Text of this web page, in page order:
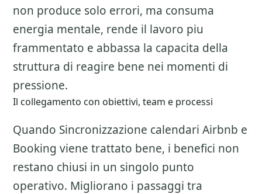
non produce solo errori, ma consuma
energia mentale, rende il lavoro piu
frammentato e abbassa la capacita della
struttura di reagire bene nei momenti di
pressione.
Il collegamento con obiettivi, team e processi
Quando Sincronizzazione calendari Airbnb e
Booking viene trattato bene, i benefici non
restano chiusi in un singolo punto
operativo. Migliorano i passaggi tra